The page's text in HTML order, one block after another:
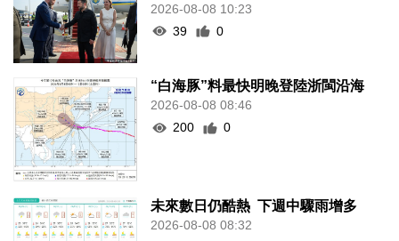
2026-08-08 10:23
39
0
“白海豚”料最快明晚登陸浙閩沿海
2026-08-08 08:46
200
0
未來數日仍酷熱 下週中驟雨增多
2026-08-08 08:32